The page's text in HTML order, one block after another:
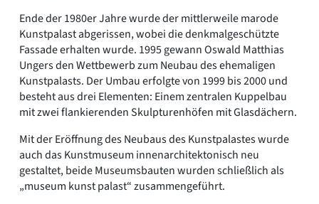
Ende der 1980er Jahre wurde der mittlerweile marode
Kunstpalast abgerissen, wobei die denkmalgeschützte
Fassade erhalten wurde. 1995 gewann Oswald Matthias
Ungers den Wettbewerb zum Neubau des ehemaligen
Kunstpalasts. Der Umbau erfolgte von 1999 bis 2000 und
besteht aus drei Elementen: Einem zentralen Kuppelbau
mit zwei flankierenden Skulpturenhöfen mit Glasdächern.
Mit der Eröffnung des Neubaus des Kunstpalastes wurde
auch das Kunstmuseum innenarchitektonisch neu
gestaltet, beide Museumsbauten wurden schließlich als
„museum kunst palast“ zusammengeführt.